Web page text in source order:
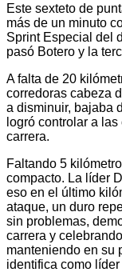
Este sexteto de
más de un minuto
Sprint Especial del
pasó Botero y la
A falta de 20
corredoras cabeza
a disminuir, bajaba
logró controlar a
carrera.
Faltando 5
compacto. La líder
eso en el último
ataque, un duro
sin problemas,
carrera y
manteniendo en su
identifica como